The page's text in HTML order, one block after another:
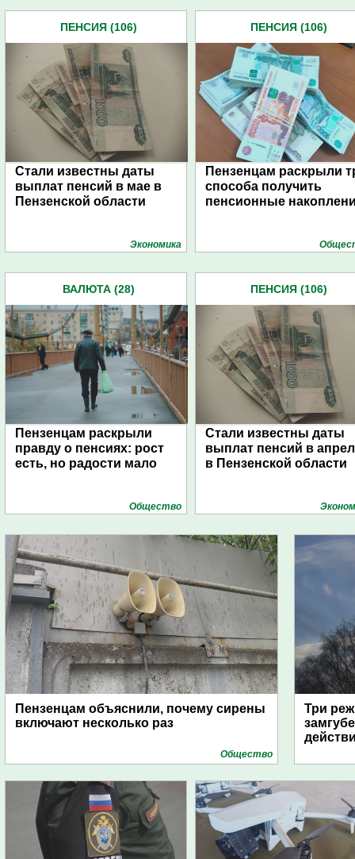
ПЕНСИЯ (106)
Стали известны даты
выплат пенсий в мае в
Пензенской области
Экономика
ПЕНСИЯ (106)
Пензенцам раскрыли
способа получить
пенсионные
ВАЛЮТА (28)
Пензенцам раскрыли
правду о пенсиях: рост
есть, но радости мало
Общество
ПЕНСИЯ (106)
Стали известны даты
выплат пенсий в
в Пензенской области
Пензенцам объяснили, почему сирены
включают несколько раз
Общество
Три